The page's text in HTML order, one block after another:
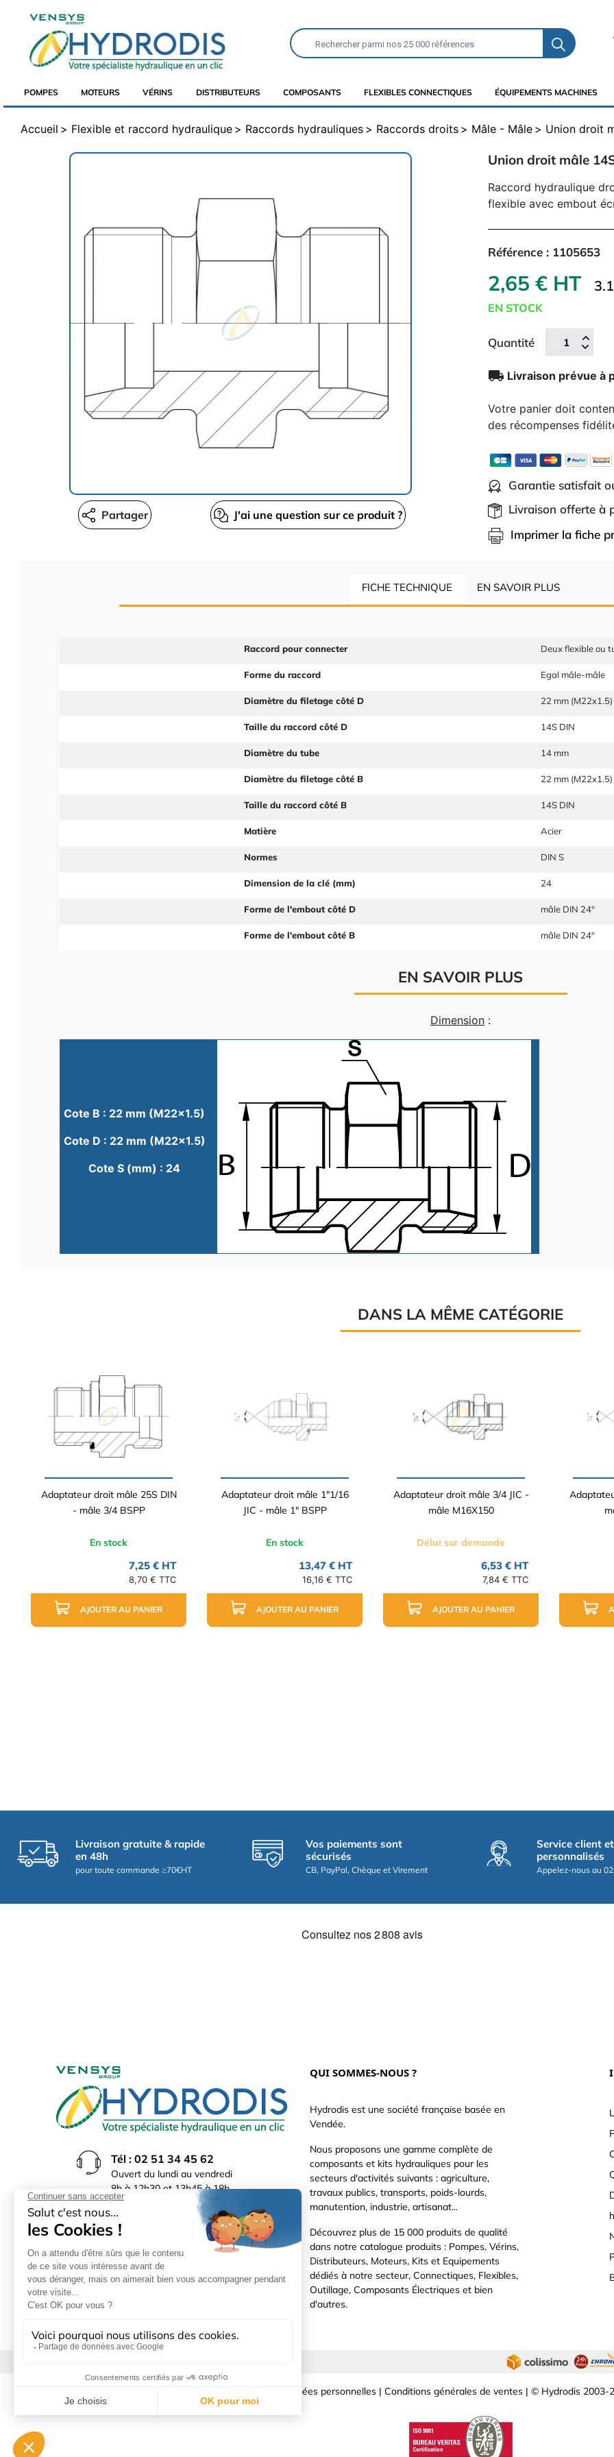
POMPES MOTEURS VÉRINS DISTRIBUTEURS COMPOSANTS FLEXIBLES CONNECTIQUES ÉQUIPEMENTS MACHINES
Accueil Flexible et raccord hydraulique Raccords hydrauliques Raccords droits Mâle - Mâle Union droit
J'ai une question sur ce produit ?
Partager
Union droit mâle
Raccord hydraulique
flexible avec embout
Référence : 1105653
2,65 € HT
EN STOCK
Quantité
local_shipping Livraison prévue à
Votre panier doit
des récompenses
Garantie satisfait
Livraison offerte à
Imprimer la fiche
FICHE TECHNIQUE EN SAVOIR PLUS
Raccord pour connecter Deux flexible ou
Forme du raccord Egal mâle-mâle
Diamètre du filetage côté D 22 mm (M22x1.5)
Taille du raccord côté D 14S DIN
Diamètre du tube 14 mm
Diamètre du filetage côté B 22 mm (M22x1.5)
Taille du raccord côté B 14S DIN
Matière Acier
Normes DIN S
Dimension de la clé (mm) 24
Forme de l'embout côté D mâle DIN 24°
Forme de l'embout côté B mâle DIN 24°
EN SAVOIR PLUS
Dimension :
Cote B : 22 mm (M22x1.5)
Cote D : 22 mm (M22x1.5)
Cote S (mm) : 24
DANS LA MÊME CATÉGORIE
Adaptateur droit mâle 25S DIN
- mâle 3/4 BSPP
En stock
7,25 € HT
8,70 € TTC
AJOUTER AU PANIER
Adaptateur droit mâle 1"1/16
JIC - mâle 1" BSPP
En stock
13,47 € HT
16,16 € TTC
AJOUTER AU PANIER
Adaptateur droit mâle 3/4 JIC -
mâle M16X150
Délai sur demande
6,53 € HT
7,84 € TTC
AJOUTER AU PANIER
Livraison gratuite & rapide
en 48h
pour toute commande ≥70€HT
Vos paiements sont
sécurisés
CB, PayPal, Chèque et Virement
Service client
personnalisés
Appelez-nous au
Tél : 02 51 34 45 62
Ouvert du lundi au vendredi
8h à 12h30 et 13h45 à 18h
(17h30 le vendredi)
Rue du Bocage La Ribotière
85170 Le Poiré sur Vie
QUI SOMMES-NOUS ?
Hydrodis est une société française basée en
Vendée.
Nous proposons une gamme complète de
composants et kits hydrauliques pour les
secteurs d'activités suivants : agriculture,
travaux publics, transports, poids-lourds,
manutention, industrie, artisanat...
Découvrez plus de 15 000 produits de qualité
dans notre catalogue produits : Pompes, Vérins,
Distributeurs, Moteurs, Kits et Equipements
dédiés à notre secteur, Connectiques, Flexibles,
Outillage, Composants Électriques et bien
d'autres.
Données personnelles | Conditions générales de ventes | © Hydrodis 2003-